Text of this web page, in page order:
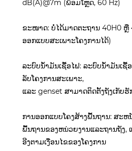
dB(A)@7m (ພ້ອມໂຫຼດ, 60 Hz)
ຂະໜາດ: ບໍ່ໄດ້ມາດຕະຖານ 40H0
ອອກແບບສະເພາະໂຄງການໄດ້)
ລະບົບນໍ້າມັນເຊື້ອໄຟ: ລະບົບນໍ້າມັນເຊື້
ລັບໂຄງການສະເພາະ,
ແລະ genset ສາມາດຕິດຕັ້ງຖັງເກັບ
ການອອກແບບໂຄງສ້າງພື້ນຖານ: ສະ
ພື້ນຖານຂອງຫນ່ວຍງານແລະຖານຖັງ,
ອີງ​ຕາມ​ເງື່ອນ​ໄຂ​ຂອງ​ໂຄງ​ການ​